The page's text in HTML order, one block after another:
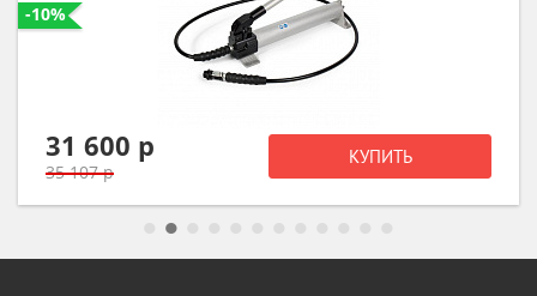
-10%
31 600 р
35 107 р
КУПИТЬ